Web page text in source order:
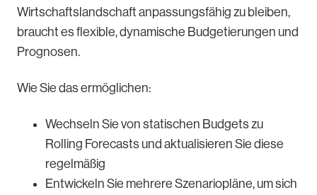
Wirtschaftslandschaft anpassungsfähig zu bleiben,
braucht es flexible, dynamische Budgetierungen und
Prognosen.
Wie Sie das ermöglichen:
Wechseln Sie von statischen Budgets zu
Rolling Forecasts und aktualisieren Sie diese
regelmäßig
Entwickeln Sie mehrere Szenariopläne, um sich